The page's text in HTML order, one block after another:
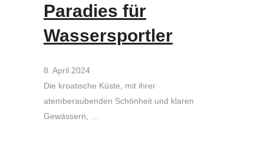
Paradies für
Wassersportler
8. April 2024
Die kroatische Küste, mit ihrer
atemberaubenden Schönheit und klaren
Gewässern, …